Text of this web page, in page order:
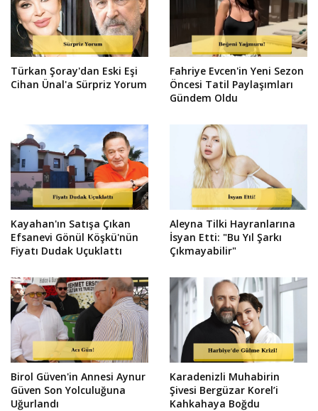
Türkan Şoray'dan Eski Eşi
Cihan Ünal'a Sürpriz Yorum
Fahriye Evcen'in Yeni Sezon
Öncesi Tatil Paylaşımları
Gündem Oldu
Kayahan'ın Satışa Çıkan
Efsanevi Gönül Köşkü'nün
Fiyatı Dudak Uçuklattı
Aleyna Tilki Hayranlarına
İsyan Etti: "Bu Yıl Şarkı
Çıkmayabilir"
Birol Güven'in Annesi Aynur
Güven Son Yolculuğuna
Uğurlandı
Karadenizli Muhabirin
Şivesi Bergüzar Korel’i
Kahkahaya Boğdu